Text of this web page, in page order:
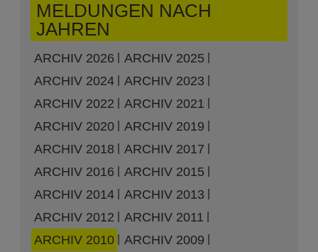
MELDUNGEN NACH
JAHREN
ARCHIV 2026
ARCHIV 2025
ARCHIV 2024
ARCHIV 2023
ARCHIV 2022
ARCHIV 2021
ARCHIV 2020
ARCHIV 2019
ARCHIV 2018
ARCHIV 2017
ARCHIV 2016
ARCHIV 2015
ARCHIV 2014
ARCHIV 2013
ARCHIV 2012
ARCHIV 2011
ARCHIV 2010
ARCHIV 2009